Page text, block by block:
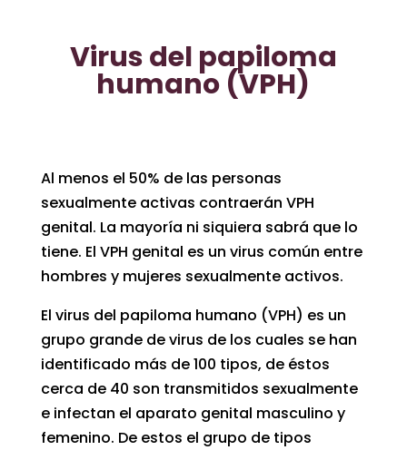
Virus del papiloma
humano (VPH)
Al menos el 50% de las personas
sexualmente activas contraerán VPH
genital. La mayoría ni siquiera sabrá que lo
tiene. El VPH genital es un virus común entre
hombres y mujeres sexualmente activos.
El virus del papiloma humano (VPH) es un
grupo grande de virus de los cuales se han
identificado más de 100 tipos, de éstos
cerca de 40 son transmitidos sexualmente
e infectan el aparato genital masculino y
femenino. De estos el grupo de tipos